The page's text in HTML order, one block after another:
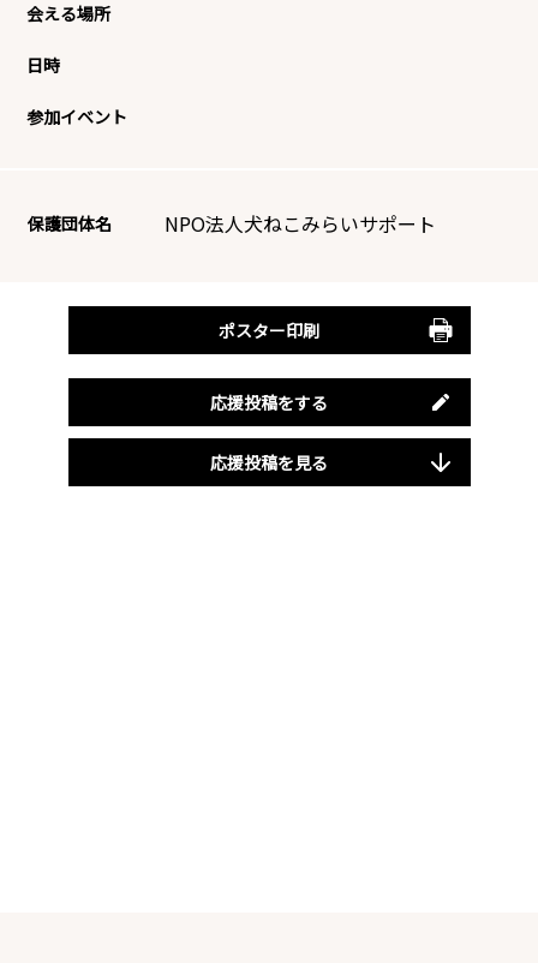
会える場所
日時
参加イベント
保護団体名 NPO法人犬ねこみらいサポート
ポスター印刷
応援投稿をする
応援投稿を見る